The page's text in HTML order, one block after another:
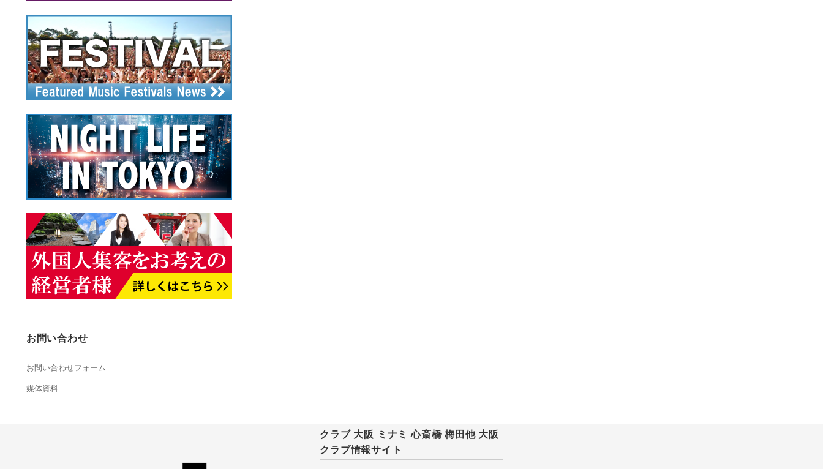
お問い合わせ
お問い合わせフォーム
媒体資料
クラブ 大阪 ミナミ 心斎橋 梅田他 大阪
クラブ情報サイト